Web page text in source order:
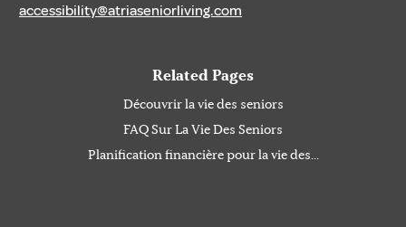
accessibility@atriaseniorliving.com
Related Pages
Découvrir la vie des seniors
FAQ Sur La Vie Des Seniors
Planification financière pour la vie des...